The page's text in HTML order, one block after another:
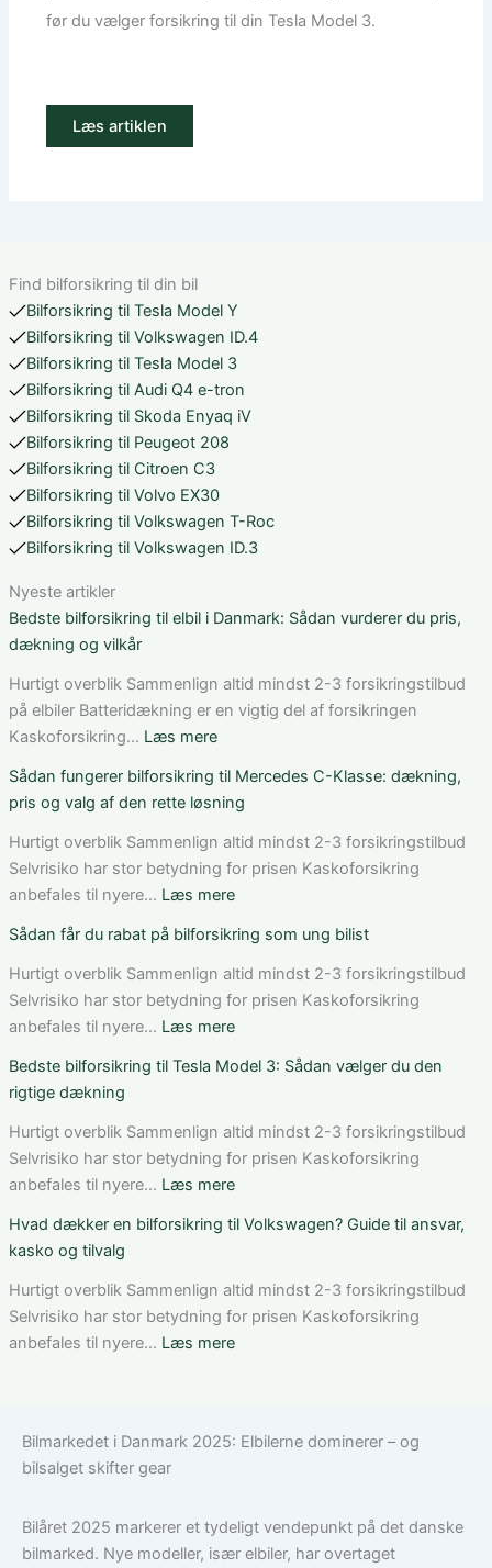
før du vælger forsikring til din Tesla Model 3.
Læs artiklen
Find bilforsikring til din bil
Bilforsikring til Tesla Model Y
Bilforsikring til Volkswagen ID.4
Bilforsikring til Tesla Model 3
Bilforsikring til Audi Q4 e-tron
Bilforsikring til Skoda Enyaq iV
Bilforsikring til Peugeot 208
Bilforsikring til Citroen C3
Bilforsikring til Volvo EX30
Bilforsikring til Volkswagen T-Roc
Bilforsikring til Volkswagen ID.3
Nyeste artikler
Bedste bilforsikring til elbil i Danmark: Sådan vurderer du pris,
dækning og vilkår
Hurtigt overblik Sammenlign altid mindst 2-3 forsikringstilbud
på elbiler Batteridækning er en vigtig del af forsikringen
Kaskoforsikring… Læs mere:
bilforsikring
til
elbil
i
Danmark:
vurderer
du
pris,
dækning
vilkår
Sådan fungerer bilforsikring til Mercedes C-Klasse: dækning,
pris og valg af den rette løsning
Hurtigt overblik Sammenlign altid mindst 2-3 forsikringstilbud
Selvrisiko har stor betydning for prisen Kaskoforsikring
anbefales til nyere… Læs mere:
fungerer
bilforsikring
til
Mercedes
Klasse:
pris
og
valg
den
løsning
Sådan får du rabat på bilforsikring som ung bilist
Hurtigt overblik Sammenlign altid mindst 2-3 forsikringstilbud
Selvrisiko har stor betydning for prisen Kaskoforsikring
anbefales til nyere… Læs mere:
får
rabat
på
bilforsikring
ung
Bedste bilforsikring til Tesla Model 3: Sådan vælger du den
rigtige dækning
Hurtigt overblik Sammenlign altid mindst 2-3 forsikringstilbud
Selvrisiko har stor betydning for prisen Kaskoforsikring
anbefales til nyere… Læs mere:
bilforsikring
Tesla
Model
3:
den
Hvad dækker en bilforsikring til Volkswagen? Guide til ansvar,
kasko og tilvalg
Hurtigt overblik Sammenlign altid mindst 2-3 forsikringstilbud
Selvrisiko har stor betydning for prisen Kaskoforsikring
anbefales til nyere… Læs mere:
bilforsikring
Guide
til
Bilmarkedet i Danmark 2025: Elbilerne dominerer – og
bilsalget skifter gear
Bilåret 2025 markerer et tydeligt vendepunkt på det danske
bilmarked. Nye modeller, især elbiler, har overtaget